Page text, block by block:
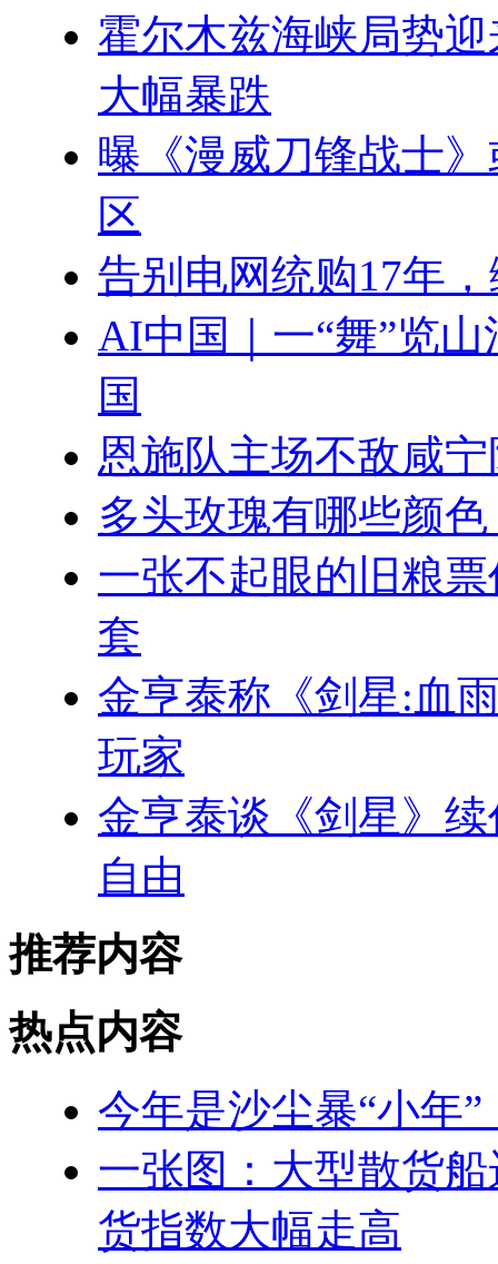
霍尔木兹海峡局势
大幅暴跌
曝《漫威刀锋战士
区
告别电网统购17年
AI中国｜一“舞”览
国
恩施队主场不敌咸
多头玫瑰有哪些颜色
一张不起眼的旧粮
套
金亨泰称《剑星:血
玩家
金亨泰谈《剑星》
自由
推荐内容
热点内容
今年是沙尘暴“小年
一张图：大型散货
货指数大幅走高